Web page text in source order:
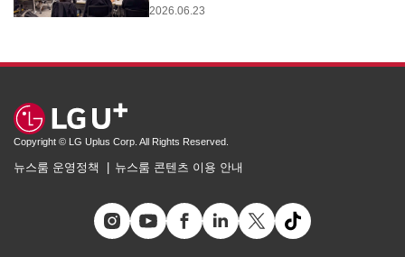
2026.06.23
Copyright © LG Uplus Corp. All Rights Reserved.
뉴스룸 운영정책 뉴스룸 콘텐츠 이용 안내